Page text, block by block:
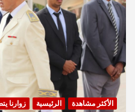
الأكثر مشاهدة الرئيسية زوارنا